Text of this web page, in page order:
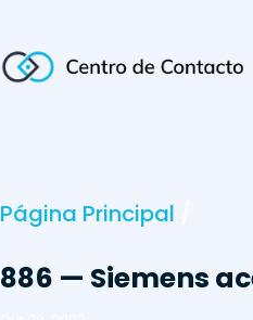
Página Principal
886 — Siemens